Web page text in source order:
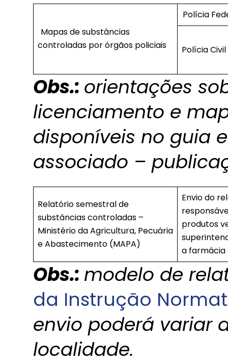
Mapas de substâncias
controladas por órgãos policiais
Polícia
Polícia Civil
Obs.: orientações
licenciamento e
disponíveis no guia
associado –
Relatório semestral de
substâncias controladas –
Ministério da Agricultura, Pecuária
e Abastecimento (MAPA)
Envio do
produtos
a farmácia
Obs.: modelo de
da Instrução
envio poderá variar
localidade.